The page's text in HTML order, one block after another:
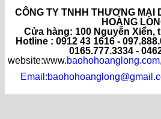
CÔNG TY TNHH THƯƠNG MẠI
HOÀNG
Cửa hàng: 100 Nguyễn Xiển,
Hotline : 0912 43 1616 -
0165.777.3334 -
website:www.baohohoanglong.com